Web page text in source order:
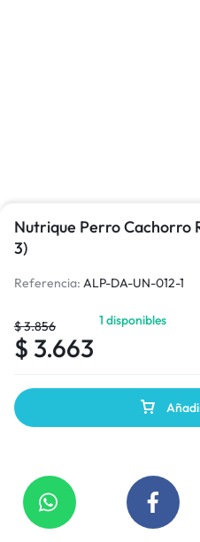
Nutrique Perro Cachorro
3)
Referencia: ALP-DA-UN-012-1
$3.856
$ 3.663
1 disponibles